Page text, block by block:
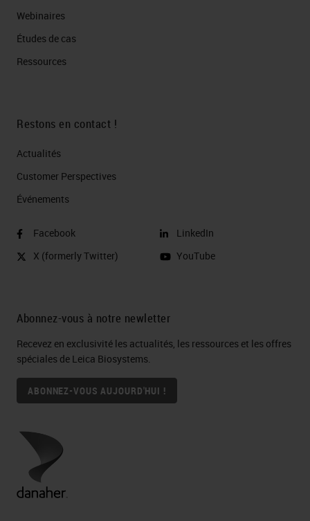
Webinaires
Études de cas
Ressources
Restons en contact !
Actualités
Customer Perspectives​
Événements
Facebook
X (formerly Twitter)
LinkedIn
YouTube
Abonnez-vous à notre newletter
Recevez en exclusivité les actualités, les ressources et les offres
spéciales de Leica Biosystems.
ABONNEZ-VOUS AUJOURD'HUI !